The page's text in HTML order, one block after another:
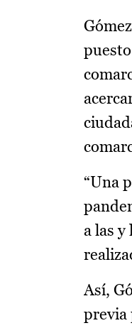
“Una
a las y
Así,
previa